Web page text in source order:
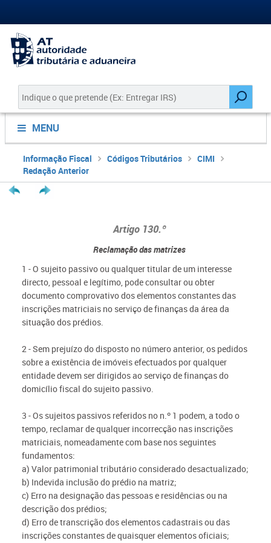
MENU
Informação Fiscal Códigos Tributários
CIMI
Redação Anterior
Artigo 130.º
Reclamação das matrizes
1 - O sujeito passivo ou qualquer titular de um interesse
directo, pessoal e legítimo, pode consultar ou obter
documento comprovativo dos elementos constantes das
inscrições matriciais no serviço de finanças da área da
situação dos prédios.
2 - Sem prejuízo do disposto no número anterior, os pedidos
sobre a existência de imóveis efectuados por qualquer
entidade devem ser dirigidos ao serviço de finanças do
domicílio fiscal do sujeito passivo.
3 - Os sujeitos passivos referidos no n.º 1 podem, a todo o
tempo, reclamar de qualquer incorrecção nas inscrições
matriciais, nomeadamente com base nos seguintes
fundamentos:
a) Valor patrimonial tributário considerado desactualizado;
b) Indevida inclusão do prédio na matriz;
c) Erro na designação das pessoas e residências ou na
descrição dos prédios;
d) Erro de transcrição dos elementos cadastrais ou das
inscrições constantes de quaisquer elementos oficiais;